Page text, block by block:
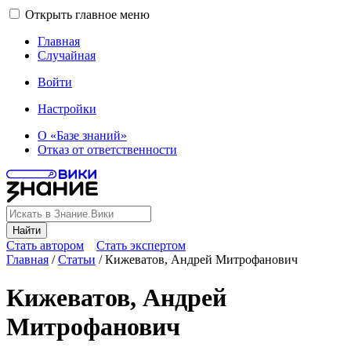
Открыть главное меню
Главная
Случайная
Войти
Настройки
О «Базе знаний»
Отказ от ответственности
Найти
Стать автором
Стать экспертом
Главная /Статьи /Кижеватов, Андрей Митрофанович
Кижеватов, Андрей
Митрофанович